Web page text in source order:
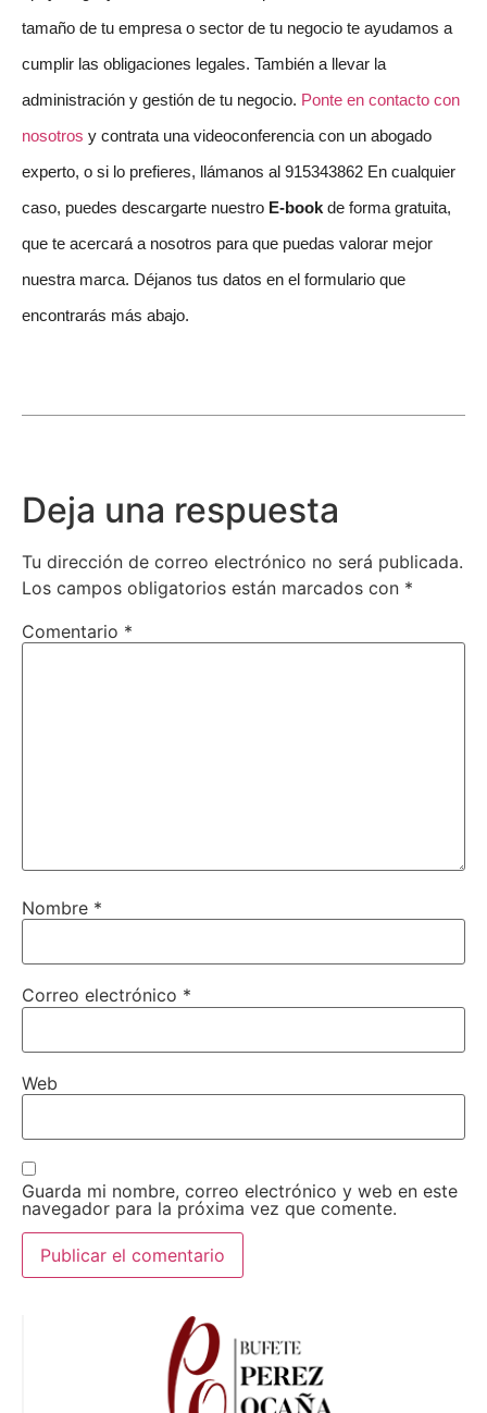
tamaño de tu empresa o sector de tu negocio te ayudamos a
cumplir las obligaciones legales. También a llevar la
administración y gestión de tu negocio. Ponte en contacto con
nosotros y contrata una videoconferencia con un abogado
experto, o si lo prefieres, llámanos al 915343862 En cualquier
caso, puedes descargarte nuestro E-book de forma gratuita,
que te acercará a nosotros para que puedas valorar mejor
nuestra marca. Déjanos tus datos en el formulario que
encontrarás más abajo.
Deja una respuesta
Tu dirección de correo electrónico no será publicada.
Los campos obligatorios están marcados con *
Comentario *
Nombre *
Correo electrónico *
Web
Guarda mi nombre, correo electrónico y web en este
navegador para la próxima vez que comente.